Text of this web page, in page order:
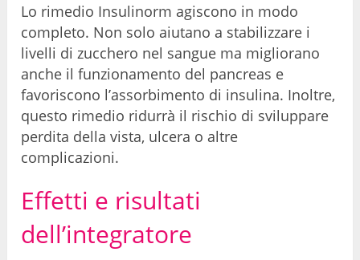
Lo rimedio Insulinorm agiscono in modo
completo. Non solo aiutano a stabilizzare i
livelli di zucchero nel sangue ma migliorano
anche il funzionamento del pancreas e
favoriscono l’assorbimento di insulina. Inoltre,
questo rimedio ridurrà il rischio di sviluppare
perdita della vista, ulcera o altre
complicazioni.
Effetti e risultati
dell’integratore